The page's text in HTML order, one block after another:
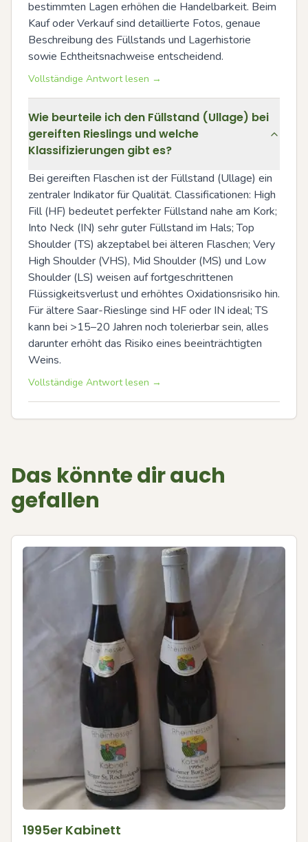
bestimmten Lagen erhöhen die Handelbarkeit. Beim
Kauf oder Verkauf sind detaillierte Fotos, genaue
Beschreibung des Füllstands und Lagerhistorie
sowie Echtheitsnachweise entscheidend.
Vollständige Antwort lesen →
Wie beurteile ich den Füllstand (Ullage) bei
gereiften Rieslings und welche
Klassifizierungen gibt es?
Bei gereiften Flaschen ist der Füllstand (Ullage) ein
zentraler Indikator für Qualität. Classificationen: High
Fill (HF) bedeutet perfekter Füllstand nahe am Kork;
Into Neck (IN) sehr guter Füllstand im Hals; Top
Shoulder (TS) akzeptabel bei älteren Flaschen; Very
High Shoulder (VHS), Mid Shoulder (MS) und Low
Shoulder (LS) weisen auf fortgeschrittenen
Flüssigkeitsverlust und erhöhtes Oxidationsrisiko hin.
Für ältere Saar-Rieslinge sind HF oder IN ideal; TS
kann bei >15–20 Jahren noch tolerierbar sein, alles
darunter erhöht das Risiko eines beeinträchtigten
Weins.
Vollständige Antwort lesen →
Das könnte dir auch
gefallen
1995er Kabinett